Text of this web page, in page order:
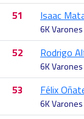
51 Isaac
6K
52 Rodrigo
6K
53 Félix
6K